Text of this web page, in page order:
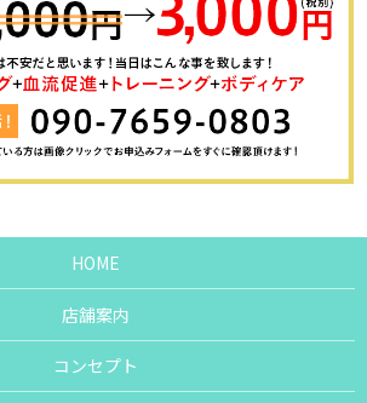
HOME
店舗案内
コンセプト